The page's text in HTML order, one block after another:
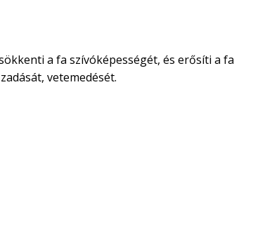
a fa szívóképességét, és erősíti a fa
vetemedését.